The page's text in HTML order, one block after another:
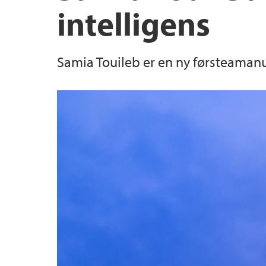
Hva kan du bli?
Instituttledelsen
intelligens
Samia Touileb er en ny